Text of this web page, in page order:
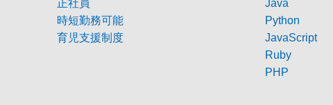
正社員
時短勤務可能
育児支援制度
Java
Python
JavaScript
Ruby
PHP